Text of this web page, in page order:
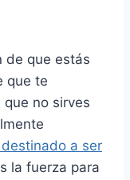
de que estás
que te
no sirves
a ser
la fuerza para